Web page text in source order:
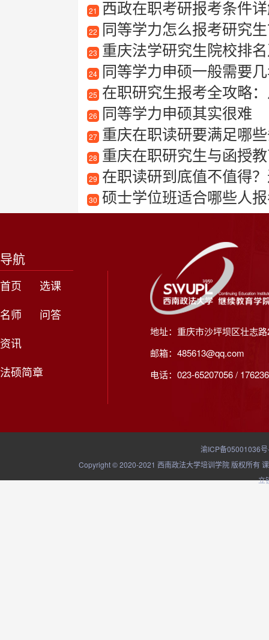
21 西政在职考研报考条件
22 同等学力怎么报考研究
23 重庆法学研究生院校排
24 同等学力申硕一般需要
25 在职研究生报考全攻略
26 同等学力申硕其实很难
27 重庆在职读研要满足哪
28 重庆在职研究生与函授
29 在职读研到底值不值得
30 硕士学位班适合哪些人
导航
首页
选课
名师
问答
资讯
法硕简章
地址：重庆市沙坪坝区壮志
邮箱：485613@qq.com
电话：023-65207056 /
渝ICP备05001036
Copyright © 2020-2021 西南政法大学培训学院 版权所有
立